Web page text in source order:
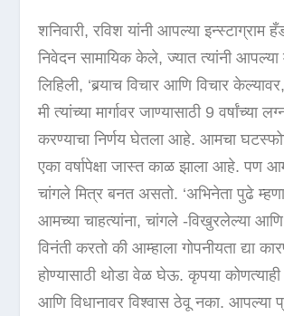
शनिवारी, रविश यांनी आपल्या
निवेदन सामायिक केले, ज्यात त्यांनी आपल्या
लिहिली, ‘बर्‍याच विचार आणि विचार
मी त्यांच्या मार्गावर जाण्यासाठी 9 वर्षांच्या
करण्याचा निर्णय घेतला आहे. आमचा
एका वर्षापेक्षा जास्त काळ झाला आहे. पण
चांगले मित्र बनत असतो. ‘अभिनेता पुढे
आमच्या चाहत्यांना, चांगले -विखुरलेल्या आणि
विनंती करतो की आम्हाला गोपनीयता द्या
होण्यासाठी थोडा वेळ घेऊ. कृपया
आणि विधानावर विश्वास ठेवू नका. आपल्या